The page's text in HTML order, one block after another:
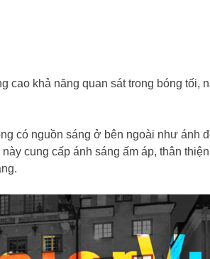
cao khả năng quan sát trong bóng tối,
có nguồn sáng ở bên ngoài như ánh
cung cấp ánh sáng ấm áp, thân